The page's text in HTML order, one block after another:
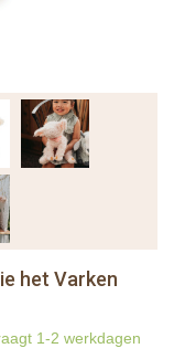
het Varken
1-2 werkdagen